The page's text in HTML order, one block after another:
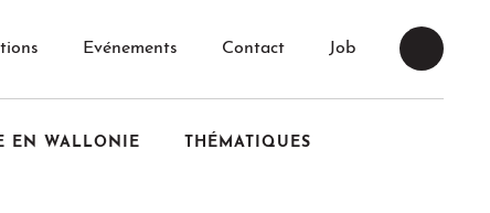
EN WALLONIE THÉMATIQUES
Evénements Contact Job